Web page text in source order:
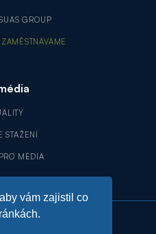
vám zajistil co
GROUP
ZAMĚSTNÁVÁME
STAŽENÍ
MÉDIA